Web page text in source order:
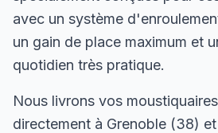
avec un système
un gain de place maximum et
quotidien très pratique.
Nous livrons vos
directement à Grenoble (38)